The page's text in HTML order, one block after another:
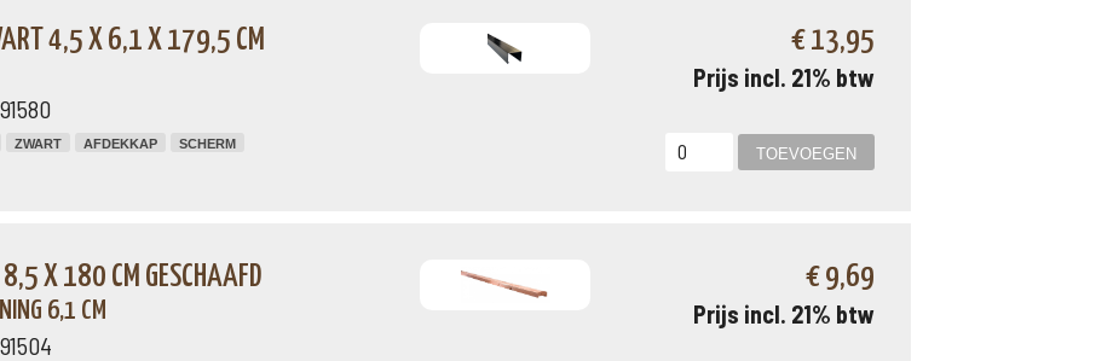
4,5 X 6,1 X 179,5 CM
ZWART AFDEKKAP SCHERM
€ 13,95
Prijs incl. 21% btw
X 180 CM GESCHAAFD
6,1 CM
€ 9,69
Prijs incl. 21% btw